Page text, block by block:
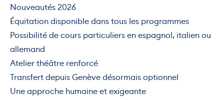
Nouveautés 2026
Équitation disponible dans tous les programmes
Possibilité de cours particuliers en espagnol, italien ou
allemand
Atelier théâtre renforcé
Transfert depuis Genève désormais optionnel
Une approche humaine et exigeante